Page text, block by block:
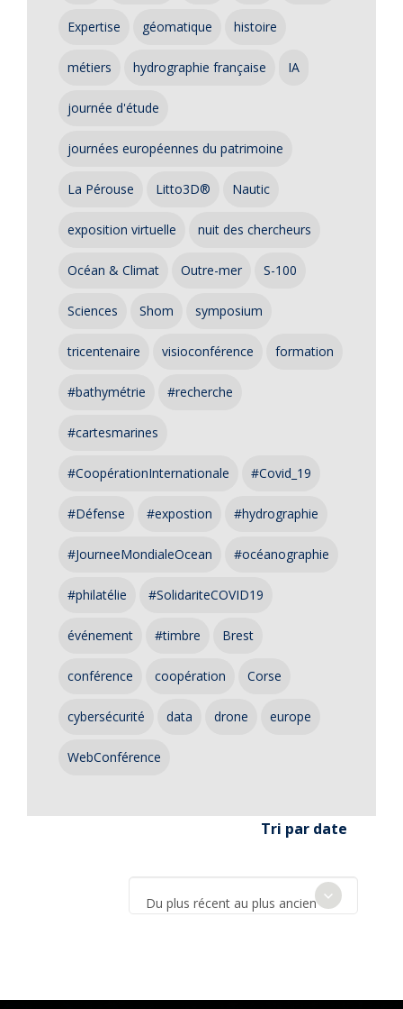
Expertise géomatique histoire
métiers hydrographie française IA
journée d'étude
journées européennes du patrimoine
La Pérouse Litto3D® Nautic
exposition virtuelle nuit des chercheurs
Océan & Climat Outre-mer S-100
Sciences Shom symposium
tricentenaire visioconférence formation
#bathymétrie #recherche
#cartesmarines
#CoopérationInternationale #Covid_19
#Défense #expostion #hydrographie
#JourneeMondialeOcean #océanographie
#philatélie #SolidariteCOVID19
événement #timbre Brest
conférence coopération Corse
cybersécurité data drone europe
WebConférence
Tri par date
Du plus récent au plus ancien